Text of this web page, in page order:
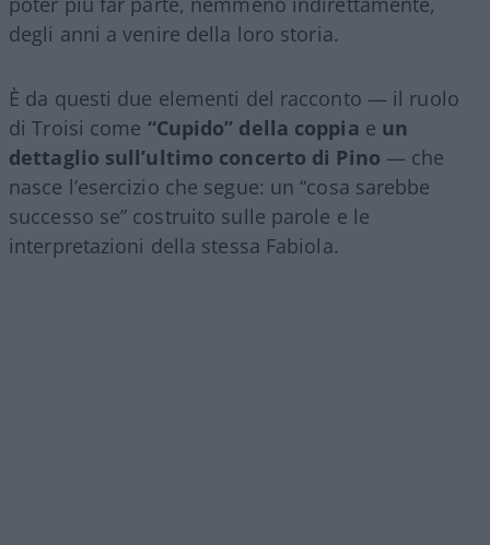
degli anni a venire della loro storia.
È da questi due elementi del racconto — il ruolo
di Troisi come “Cupido” della coppia e un
dettaglio sull’ultimo concerto di Pino — che
nasce l’esercizio che segue: un “cosa sarebbe
successo se” costruito sulle parole e le
interpretazioni della stessa Fabiola.